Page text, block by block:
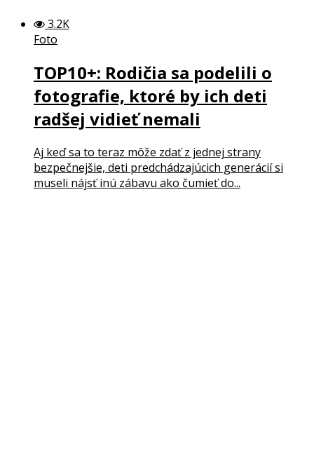
3.2K
Foto
TOP10+: Rodičia sa podelili o
fotografie, ktoré by ich deti
radšej vidieť nemali
Aj keď sa to teraz môže zdať z jednej strany
bezpečnejšie, deti predchádzajúcich generácií si
museli nájsť inú zábavu ako čumieť do...